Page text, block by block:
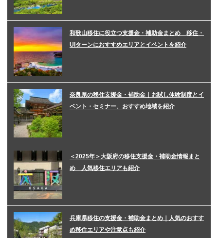
和歌山移住に役立つ支援金・補助金まとめ 移住・
UIターンにおすすめエリアとイベントを紹介
奈良県の移住支援金・補助金｜お試し体験制度とイ
ベント・セミナー、おすすめ地域を紹介
＜2025年＞大阪府の移住支援金・補助金情報まと
め 人気移住エリアも紹介
兵庫県移住の支援金・補助金まとめ｜人気のおすす
め移住エリアや注意点も紹介